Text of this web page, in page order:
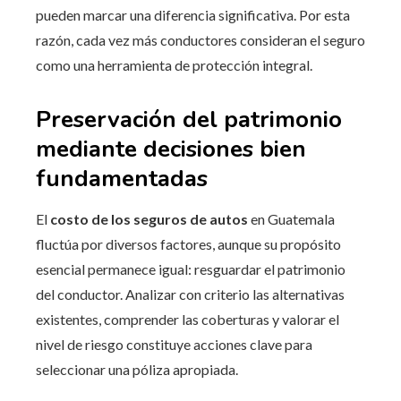
pueden marcar una diferencia significativa. Por esta
razón, cada vez más conductores consideran el seguro
como una herramienta de protección integral.
Preservación del patrimonio
mediante decisiones bien
fundamentadas
El costo de los seguros de autos en Guatemala
fluctúa por diversos factores, aunque su propósito
esencial permanece igual: resguardar el patrimonio
del conductor. Analizar con criterio las alternativas
existentes, comprender las coberturas y valorar el
nivel de riesgo constituye acciones clave para
seleccionar una póliza apropiada.